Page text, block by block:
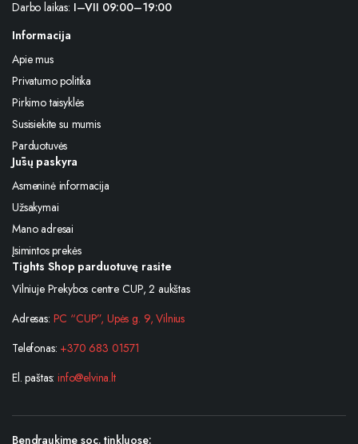
Darbo laikas: I–VII 09:00–19:00
Informacija
Apie mus
Privatumo politika
Pirkimo taisyklės
Susisiekite su mumis
Parduotuvės
Jūsų paskyra
Asmeninė informacija
Užsakymai
Mano adresai
Įsimintos prekės
Tights Shop parduotuvę rasite
Vilniuje Prekybos centre CUP, 2 aukštas
Adresas: PC “CUP”, Upės g. 9, Vilnius
Telefonas: +370 683 01571
El. paštas:info@elvina.lt
Bendraukime soc. tinkluose: